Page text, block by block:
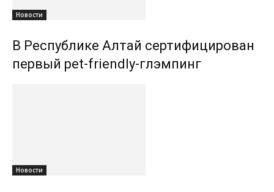
Новости
В Республике Алтай сертифицирован
первый pet-friendly-глэмпинг
Новости